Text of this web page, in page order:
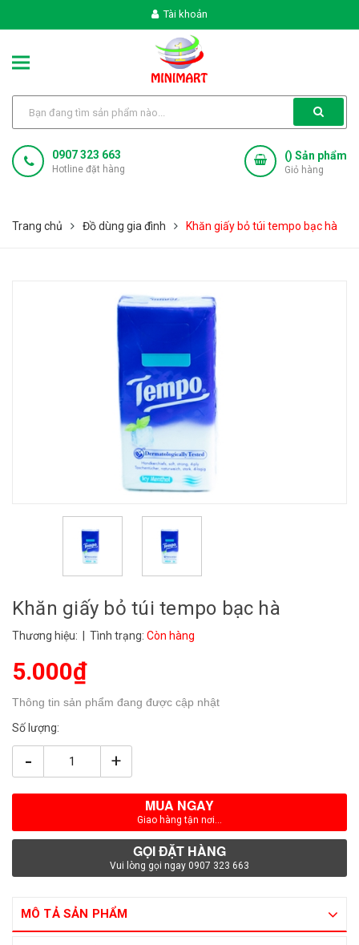
Tài khoản
0907 323 663
Hotline đặt hàng
() Sản phẩm
Giỏ hàng
Trang chủ Đồ dùng gia đình Khăn giấy bỏ túi tempo bạc hà
Khăn giấy bỏ túi tempo bạc hà
Thương hiệu: | Tình trạng: Còn hàng
5.000₫
Thông tin sản phẩm đang được cập nhật
Số lượng:
- +
MUA NGAY
Giao hàng tận nơi...
GỌI ĐẶT HÀNG
Vui lòng gọi ngay 0907 323 663
MÔ TẢ SẢN PHẨM